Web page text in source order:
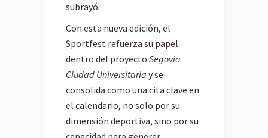
subrayó.
Con esta nueva edición, el
Sportfest refuerza su papel
dentro del proyecto Segovia
Ciudad Universitaria y se
consolida como una cita clave en
el calendario, no solo por su
dimensión deportiva, sino por su